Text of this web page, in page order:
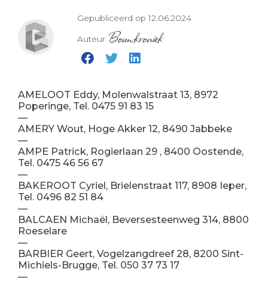
Gepubliceerd op 12.06.2024
Auteur Bouwkroniek
AMELOOT Eddy, Molenwalstraat 13, 8972
Poperinge, Tel. 0475 91 83 15
—
AMERY Wout, Hoge Akker 12, 8490 Jabbeke
—
AMPE Patrick, Rogierlaan 29 , 8400 Oostende,
Tel. 0475 46 56 67
—
BAKEROOT Cyriel, Brielenstraat 117, 8908 Ieper,
Tel. 0496 82 51 84
—
BALCAEN Michaël, Beversesteenweg 314, 8800
Roeselare
—
BARBIER Geert, Vogelzangdreef 28, 8200 Sint-
Michiels-Brugge, Tel. 050 37 73 17
—